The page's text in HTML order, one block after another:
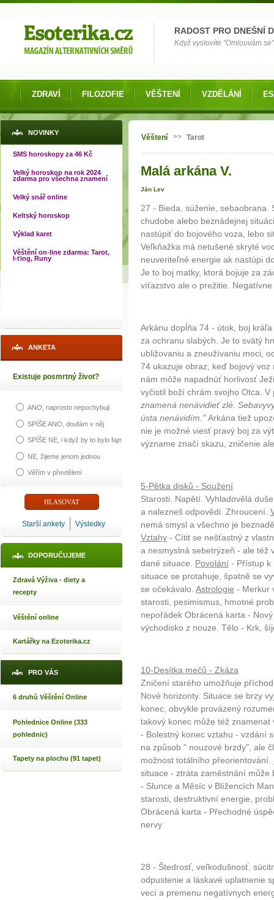
RADOST PRO DNEŠNÍ
Když vyslovíte "Omlouvám
ZDRAVÍ FILOZOFIE VĚŠTENÍ VZDĚLÁNÍ
NOVINKY
SMS horoskopy za 46 Kč
Velký horoskop na rok 2024
zdarma pro všechna znamení
Velký snář online
Keltský horoskop
Výklad karet
Věštění on-line zdarma: Tarot,
I-ťing, Runy
ANKETA
Existuje posmrtný život?
ANO, naprosto nepochybuji
SPÍŠE ANO, doufám v něj
SPÍŠE NE, i když by to bylo fajn
NE, žijeme jenom jednou
Věřím v převtělení
Starší ankety Výsledky
DOPORUČUJEME
Zdravá Výživa - diety a
recepty
Věštění online
Kartářky na Ezoterika.cz
PRO VÁS
6 druhů Věštění Online
Pohlednice Online (333
pohlednic)
Tapety na plochu (91 tapet)
Jste zde
Věštení >> Tarot
Malá arkána V.
Ján Lev
27 - Bieda, súženie, sebaobrana.
chudobe alebo beznádejnej
nastúpiť do bojového voza, lebo
Veľkňažka má netušené skryté
neuveriteľné energie ak nastúpi
Je to boj matky, ktorá bojuje za
víťazstvo ale o prežitie.
Arkánu dopĺňa 74 - útok, boj
za ochranu slabých. Je to svätý
ubližovaniu a zneužívaniu moci,
74 ukazuje obraz, keď bojový
nám môže napadnúť horlivosť
vyčistil boží chrám svojho Otca.
znamená nenávidieť zlé.
ústa nenávidím."Arkána tiež
nie je možné viesť pravý boj za
význame značí skazu, zničenie
5-Pětka disků - Soužení
Starosti. Napětí. Vyhladovělá
a nalezneš odpovědi. Zhroucení.
nemá smysl a všechno je
Vztahy - Cítit se nešťastný z
a nesmyslná sebetrýzeň - ale též
dané situace. Povolání - Přístup k
situace se protahuje, špatně se
se očekávalo. Astrologie - Merkur
starosti, pesimismus, hmotné
nepořádek Obrácená karta -
východisko z nouze. Tělo - Krk,
10-Desítka mečů - Zkáza
Zničení starého umožňuje
Nové horizonty. Situace se brzy
konec, obvykle provázený
takový konec může též
- Bolestný konec vztahu - vzdání
na způsob " nouzové brzdy", ale
možnost totálního přeorientování.
situace - ztráta zaměstnání
- Slunce a Měsíc v Blížencích
starosti, destruktivní energie,
Obrácená karta - Přechodné
nervy
28 - Štedrosť, veľkodušnosť,
odpustenie a láskavé uplatnenie
vecí a premenu negatívnych